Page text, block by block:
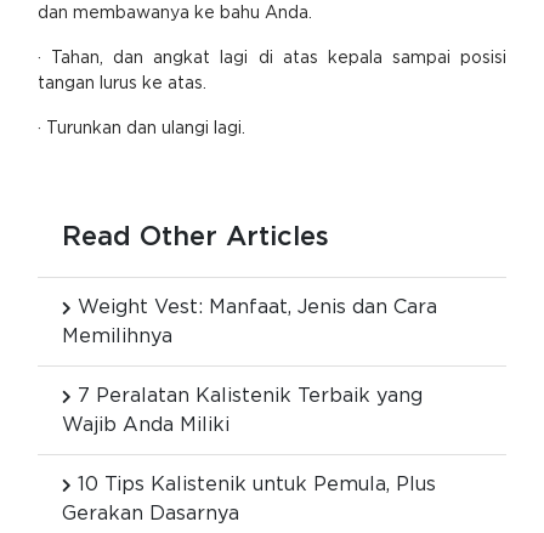
dan membawanya ke bahu Anda.
· Tahan, dan angkat lagi di atas kepala sampai posisi
tangan lurus ke atas.
· Turunkan dan ulangi lagi.
Read Other Articles
Weight Vest: Manfaat, Jenis dan Cara
Memilihnya
7 Peralatan Kalistenik Terbaik yang
Wajib Anda Miliki
10 Tips Kalistenik untuk Pemula, Plus
Gerakan Dasarnya